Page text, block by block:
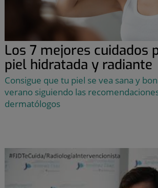
Los 7 mejores cuidados
piel hidratada y radiante
Consigue que tu piel se vea sana y
verano siguiendo las
dermatólogos